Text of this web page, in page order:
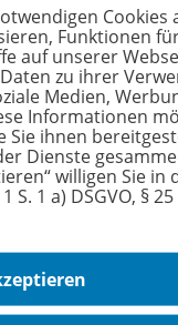
PDF-Dokument
Fragen
Cookies
Funktionen
auf unserer
zu ihrer
Medien,
Informationen
Sie ihnen
Dienste
willigen Sie in
1 a) DSGVO, §